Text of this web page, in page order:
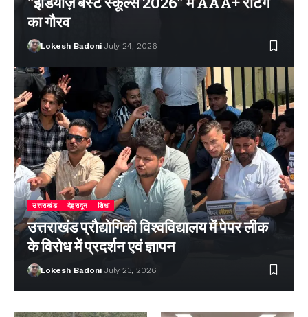
का गौरव
Lokesh Badoni July 24, 2026
उत्तराखंड देहरादून शिक्षा
उत्तराखंड प्रौद्योगिकी विश्वविद्यालय में पेपर लीक
के विरोध में प्रदर्शन एवं ज्ञापन
Lokesh Badoni July 23, 2026